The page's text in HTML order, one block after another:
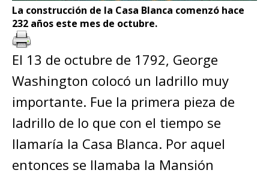
La construcción de la Casa Blanca comenzó hace
232 años este mes de octubre.
El 13 de octubre de 1792, George
Washington colocó un ladrillo muy
importante. Fue la primera pieza de
ladrillo de lo que con el tiempo se
llamaría la Casa Blanca. Por aquel
entonces se llamaba la Mansión